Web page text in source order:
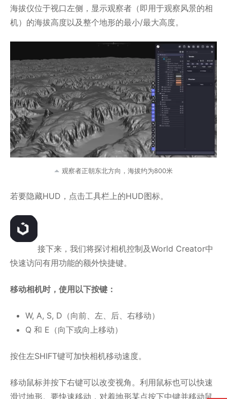
海拔仪位于视口左侧，显示观察者（即用于观察风景的相
机）的海拔高度以及整个地形的最小/最大高度。
观察者正朝东北方向，海拔约为800米
若要隐藏HUD，点击工具栏上的HUD图标。
接下来，我们将探讨相机控制及World Creator中
快速访问有用功能的额外快捷键。
移动相机时，使用以下按键：
W, A, S, D（向前、左、后、右移动）
Q 和 E（向下或向上移动）
按住左SHIFT键可加快相机移动速度。
移动鼠标并按下右键可以改变视角。利用鼠标也可以快速
滑过地形。要快速移动，对着地形某点按下中键并移动鼠